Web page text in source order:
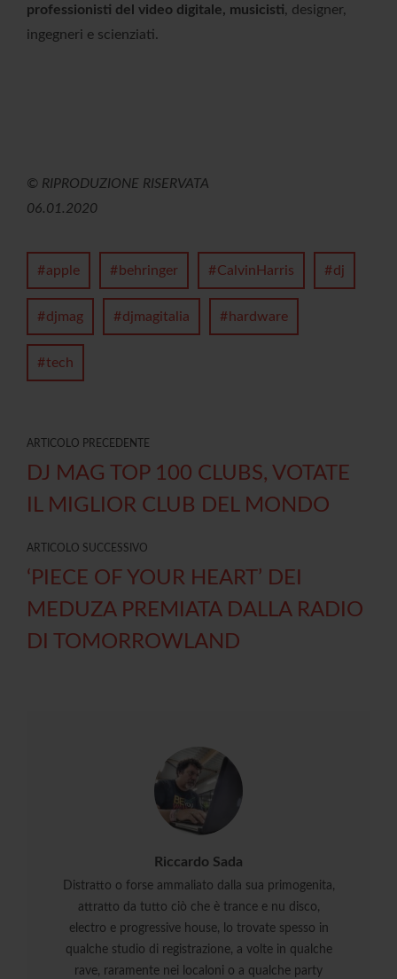
professionisti del video digitale, musicisti, designer,
ingegneri e scienziati.
© RIPRODUZIONE RISERVATA
06.01.2020
apple behringer CalvinHarris dj
djmag djmagitalia hardware
tech
ARTICOLO PRECEDENTE
DJ MAG TOP 100 CLUBS, VOTATE
IL MIGLIOR CLUB DEL MONDO
ARTICOLO SUCCESSIVO
‘PIECE OF YOUR HEART’ DEI
MEDUZA PREMIATA DALLA RADIO
DI TOMORROWLAND
Riccardo Sada
Distratto o forse ammaliato dalla sua primogenita,
attratto da tutto ciò che è trance e nu disco,
electro e progressive house, lo trovate spesso in
qualche studio di registrazione, a volte in qualche
rave, raramente nei localoni o a qualche party